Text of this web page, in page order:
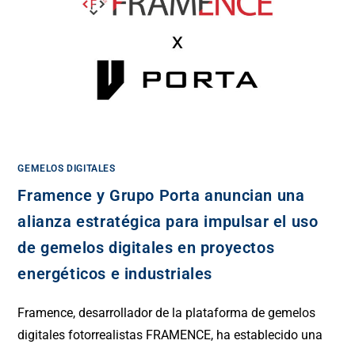
GEMELOS DIGITALES
Framence y Grupo Porta anuncian una
alianza estratégica para impulsar el uso
de gemelos digitales en proyectos
energéticos e industriales
Framence, desarrollador de la plataforma de gemelos
digitales fotorrealistas FRAMENCE, ha establecido una